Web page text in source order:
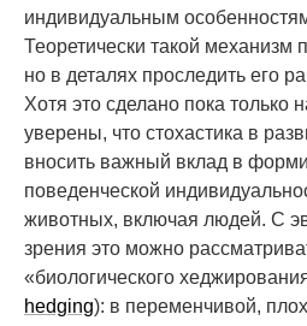
индивидуальным
Теоретически такой механизм
но в деталях проследить его
Хотя это сделано пока только
уверены, что стохастика в
вносить важный вклад в
поведенческой
животных, включая людей. С
зрения это можно
«биологического
hedging): в переменчивой,